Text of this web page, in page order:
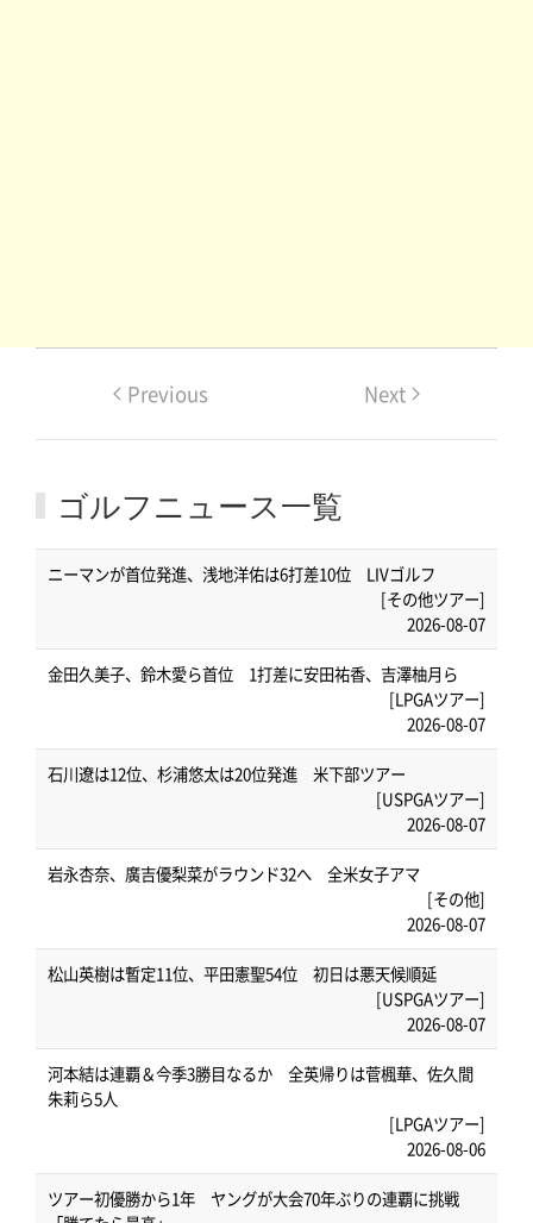
Previous Next
ゴルフニュース一覧
ニーマンが首位発進、浅地洋佑は6打差10位 LIVゴルフ
[その他ツアー]
2026-08-07
金田久美子、鈴木愛ら首位 1打差に安田祐香、吉澤柚月ら
[LPGAツアー]
2026-08-07
石川遼は12位、杉浦悠太は20位発進 米下部ツアー
[USPGAツアー]
2026-08-07
岩永杏奈、廣吉優梨菜がラウンド32へ 全米女子アマ
[その他]
2026-08-07
松山英樹は暫定11位、平田憲聖54位 初日は悪天候順延
[USPGAツアー]
2026-08-07
河本結は連覇＆今季3勝目なるか 全英帰りは菅楓華、佐久間
朱莉ら5人
[LPGAツアー]
2026-08-06
ツアー初優勝から1年 ヤングが大会70年ぶりの連覇に挑戦